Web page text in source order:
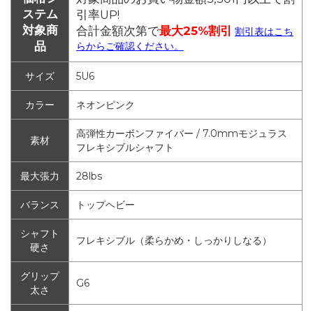
ステム
対象商
品
引率UP!
合計金額次第で最大25%割引
割引表はこち
らからご確認ください。
サイズ 5U6
カラー ネオンピンク
素材
高弾性カーボンファイバー / 7.0mmモジュラス
フレキシブルシャフト
最大張力 28lbs
バランス トップヘビー
シャフト
硬さ
フレキシブル（柔らかめ・しっかりしなる）
グリップ
太さ
G6